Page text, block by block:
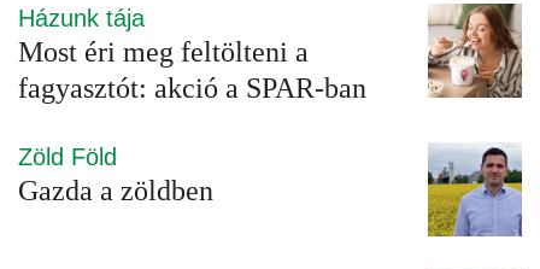
Házunk tája
Most éri meg feltölteni a
fagyasztót: akció a SPAR-ban
Zöld Föld
Gazda a zöldben